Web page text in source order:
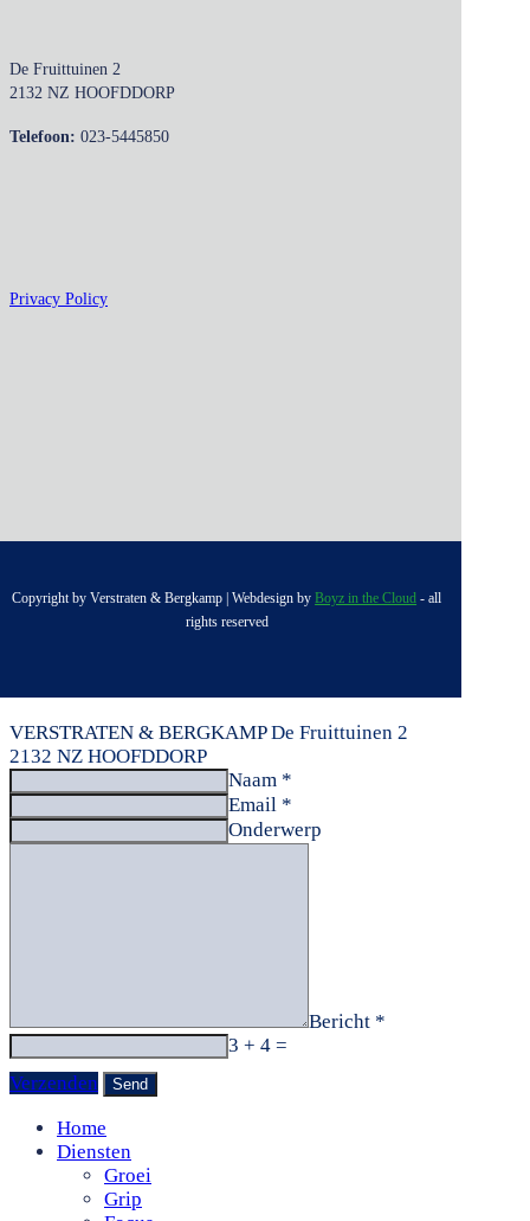
De Fruittuinen 2
2132 NZ HOOFDDORP
Telefoon: 023-5445850
Privacy Policy
Copyright by Verstraten & Bergkamp | Webdesign byBoyz in the Cloud - all
rights reserved
VERSTRATEN & BERGKAMP De Fruittuinen 2
2132 NZ HOOFDDORP
Naam *
Email *
Onderwerp
Bericht *
3 + 4 =
Verzenden
Home
Diensten
Groei
Grip